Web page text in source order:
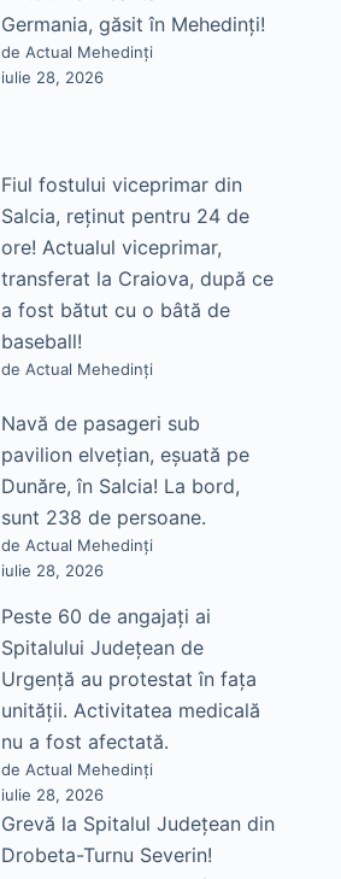
Germania, găsit în Mehedinți!
de Actual Mehedinți
iulie 28, 2026
Fiul fostului viceprimar din
Salcia, reținut pentru 24 de
ore! Actualul viceprimar,
transferat la Craiova, după ce
a fost bătut cu o bâtă de
baseball!
de Actual Mehedinți
Navă de pasageri sub
pavilion elvețian, eșuată pe
Dunăre, în Salcia! La bord,
sunt 238 de persoane.
de Actual Mehedinți
iulie 28, 2026
Peste 60 de angajați ai
Spitalului Județean de
Urgență au protestat în fața
unității. Activitatea medicală
nu a fost afectată.
de Actual Mehedinți
iulie 28, 2026
Grevă la Spitalul Județean din
Drobeta-Turnu Severin!